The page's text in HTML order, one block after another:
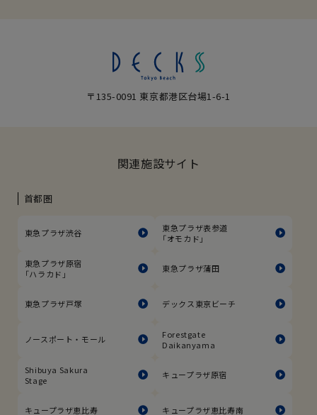
〒135-0091 東京都港区台場1-6-1
関連施設サイト
首都圏
東急プラザ渋谷
東急プラザ表参道
「オモカド」
東急プラザ原宿
「ハラカド」
東急プラザ蒲田
東急プラザ戸塚 デックス東京ビーチ
ノースポート・モール
Forestgate
Daikanyama
Shibuya Sakura
Stage
キュープラザ原宿
キュープラザ恵比寿 キュープラザ恵比寿南